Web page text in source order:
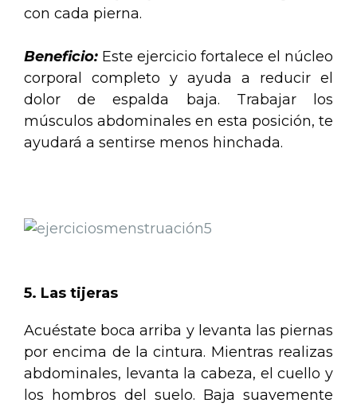
con cada pierna.
Beneficio: Este ejercicio fortalece el núcleo
corporal completo y ayuda a reducir el
dolor de espalda baja. Trabajar los
músculos abdominales en esta posición, te
ayudará a sentirse menos hinchada.
5. Las tijeras
Acuéstate boca arriba y levanta las piernas
por encima de la cintura. Mientras realizas
abdominales, levanta la cabeza, el cuello y
los hombros del suelo. Baja suavemente